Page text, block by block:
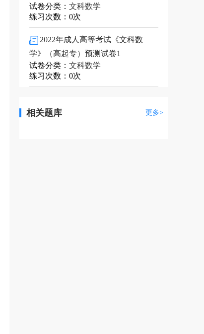
试卷分类： 文科数学
练习次数：0次
2022年成人高等考试《文科数
学》（高起专）预测试卷1
试卷分类： 文科数学
练习次数：0次
相关题库 更多>